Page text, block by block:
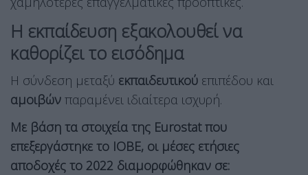
Η εκπαίδευση εξακολουθεί να
καθορίζει το εισόδημα
Η σύνδεση μεταξύ εκπαιδευτικού επιπέδου και
αμοιβών παραμένει ιδιαίτερα ισχυρή.
Με βάση τα στοιχεία της Eurostat που
επεξεργάστηκε το ΙΟΒΕ, οι μέσες ετήσιες
αποδοχές το 2022 διαμορφώθηκαν σε: